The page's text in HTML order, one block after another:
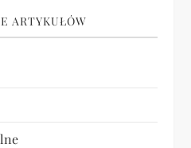
ARTYKUŁÓW